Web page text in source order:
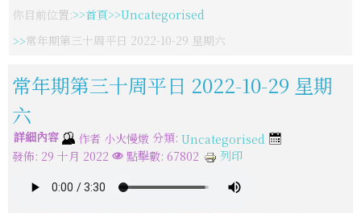
【聖瑪爾大修女會】會慶暨修女發願周年慶感恩祭
默主哥耶聖母像遭噴漆與縱火
天主教博愛基金會暑期一日營:我們是一隊
佳播合唱團奧捷巡演感動落幕
你目前位置: 首頁
Uncategorised
常年期第三十周平日 2022-10-29 星期六
常年期第三十周平日 2022-10-29 星期
六
詳細內容 作者 小火慢燉 分類: Uncategorised
發佈: 29 十月 2022
點擊數: 67802 列印